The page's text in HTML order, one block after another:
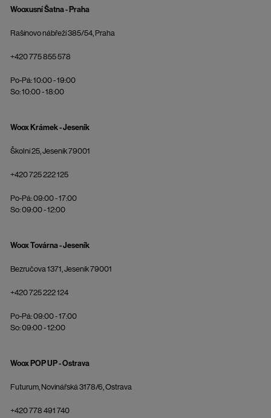
Wooxusní Šatna - Praha
Rašínovo nábřeží 385/54, Praha
+420 775 855 578
Po-Pá: 10:00 - 19:00
So: 10:00 - 18:00
Woox Krámek - Jeseník
Školní 25, Jeseník 79001
+420 725 222 125
Po-Pá: 09:00 - 17:00
So: 09:00 - 12:00
Woox Továrna - Jeseník
Bezručova 1371, Jeseník 79001
+420 725 222 124
Po-Pá: 09:00 - 17:00
So: 09:00 - 12:00
Woox POP UP - Ostrava
Futurum, Novinářská 3178/6, Ostrava
+420 778 491 740